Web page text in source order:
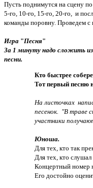
Пусть поднимутся на сцену
5-го, 10-го, 15-го, 20-го, и
команды поровну. Проведем с
Игра "Песня"
За 1 минуту надо сложить
песни.
Кто быстрее
Тот первый песню
На листочках
песенок. "В траве
участники
Юноша.
Для тех, кто так
Для тех, кто
Концертный номер
Его достойно